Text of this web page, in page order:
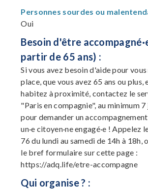
Personnes sourdes ou
Oui
Besoin d'être
partir de 65 ans) :
Si vous avez besoin d'aide pour
place, que vous avez 65 ans ou plus,
habitez à proximité, contactez le
"Paris en compagnie", au minimum
pour demander un
un·e citoyen·ne engagé·e ! Appelez
76 du lundi au samedi de 14h à 18h,
le bref formulaire sur cette page :
https://adq.life/etre-accompagne
Qui organise ? :